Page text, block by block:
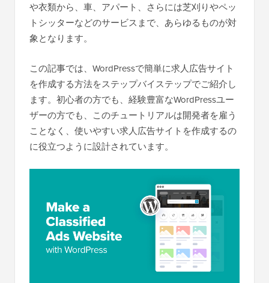
や衣類から、車、アパート、さらには芝刈りやペッ
トシッターなどのサービスまで、あらゆるものが対
象となります。
この記事では、WordPressで簡単に求人広告サイト
を作成する方法をステップバイステップでご紹介し
ます。初心者の方でも、経験豊富なWordPressユー
ザーの方でも、このチュートリアルは開発者を雇う
ことなく、使いやすい求人広告サイトを作成するの
に役立つように設計されています。